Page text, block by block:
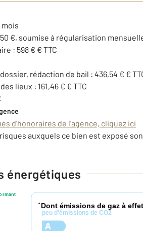
mois
€, soumise à régularisation
: 598 € € TTC
rédaction de bail : 436,54 € €
lieux : 161,46 € € TTC
d'honoraires de l'agence, cliquez ici
auxquels ce bien est exposé
énergétiques
* Dont émissions de gaz à
peu d'émissions de CO2